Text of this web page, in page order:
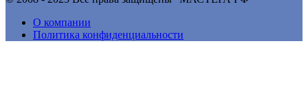
О компании
Политика конфиденциальности